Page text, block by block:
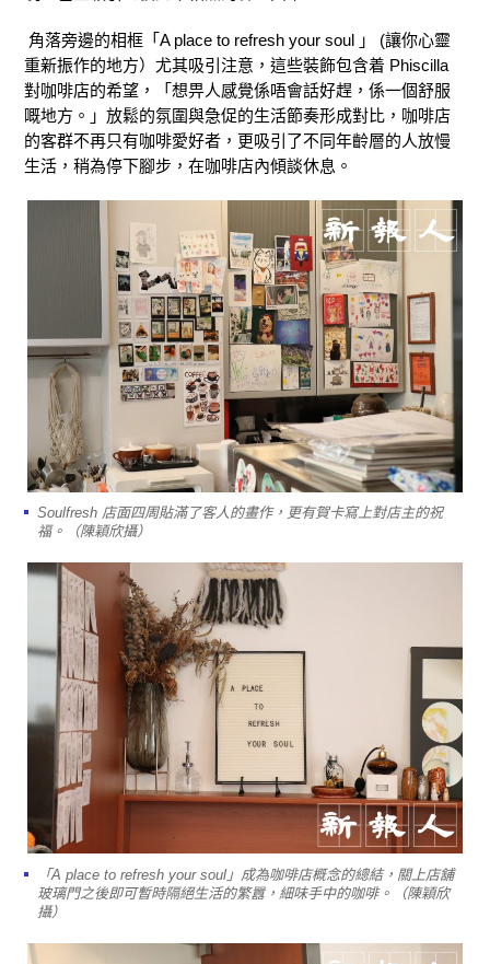
角落旁邊的相框「A place to refresh your soul 」 (讓你心靈
重新振作的地方）尤其吸引注意，這些裝飾包含着 Phiscilla
對咖啡店的希望，「想畀人感覺係唔會話好趕，係一個舒服
嘅地方。」放鬆的氛圍與急促的生活節奏形成對比，咖啡店
的客群不再只有咖啡愛好者，更吸引了不同年齡層的人放慢
生活，稍為停下腳步，在咖啡店內傾談休息。
Soulfresh 店面四周貼滿了客人的畫作，更有賀卡寫上對店主的祝
福。（陳穎欣攝）
「A place to refresh your soul」成為咖啡店概念的總結，關上店舖
玻璃門之後即可暫時隔絕生活的繁囂，細味手中的咖啡。（陳穎欣
攝）